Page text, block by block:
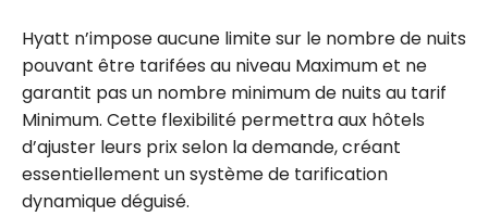
Hyatt n’impose aucune limite sur le nombre de nuits
pouvant être tarifées au niveau Maximum et ne
garantit pas un nombre minimum de nuits au tarif
Minimum. Cette flexibilité permettra aux hôtels
d’ajuster leurs prix selon la demande, créant
essentiellement un système de tarification
dynamique déguisé.